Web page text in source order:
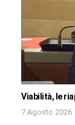
Viabilità, le
7 Agosto 2026